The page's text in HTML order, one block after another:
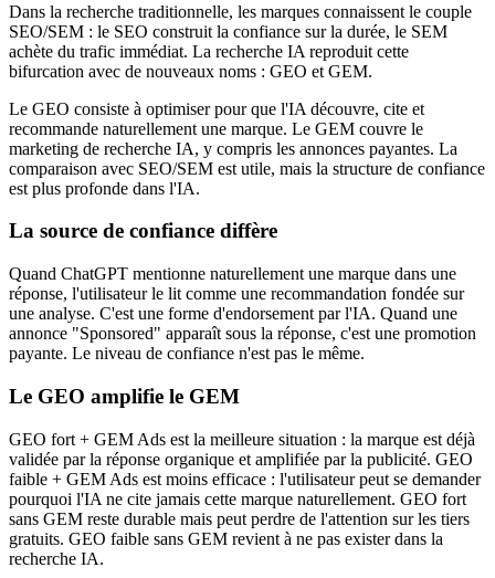
Dans la recherche traditionnelle, les marques connaissent le couple
SEO/SEM : le SEO construit la confiance sur la durée, le SEM
achète du trafic immédiat. La recherche IA reproduit cette
bifurcation avec de nouveaux noms : GEO et GEM.
Le GEO consiste à optimiser pour que l'IA découvre, cite et
recommande naturellement une marque. Le GEM couvre le
marketing de recherche IA, y compris les annonces payantes. La
comparaison avec SEO/SEM est utile, mais la structure de confiance
est plus profonde dans l'IA.
La source de confiance diffère
Quand ChatGPT mentionne naturellement une marque dans une
réponse, l'utilisateur le lit comme une recommandation fondée sur
une analyse. C'est une forme d'endorsement par l'IA. Quand une
annonce "Sponsored" apparaît sous la réponse, c'est une promotion
payante. Le niveau de confiance n'est pas le même.
Le GEO amplifie le GEM
GEO fort + GEM Ads est la meilleure situation : la marque est déjà
validée par la réponse organique et amplifiée par la publicité. GEO
faible + GEM Ads est moins efficace : l'utilisateur peut se demander
pourquoi l'IA ne cite jamais cette marque naturellement. GEO fort
sans GEM reste durable mais peut perdre de l'attention sur les tiers
gratuits. GEO faible sans GEM revient à ne pas exister dans la
recherche IA.